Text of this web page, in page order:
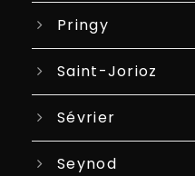
Pringy
Saint-Jorioz
Sévrier
Seynod